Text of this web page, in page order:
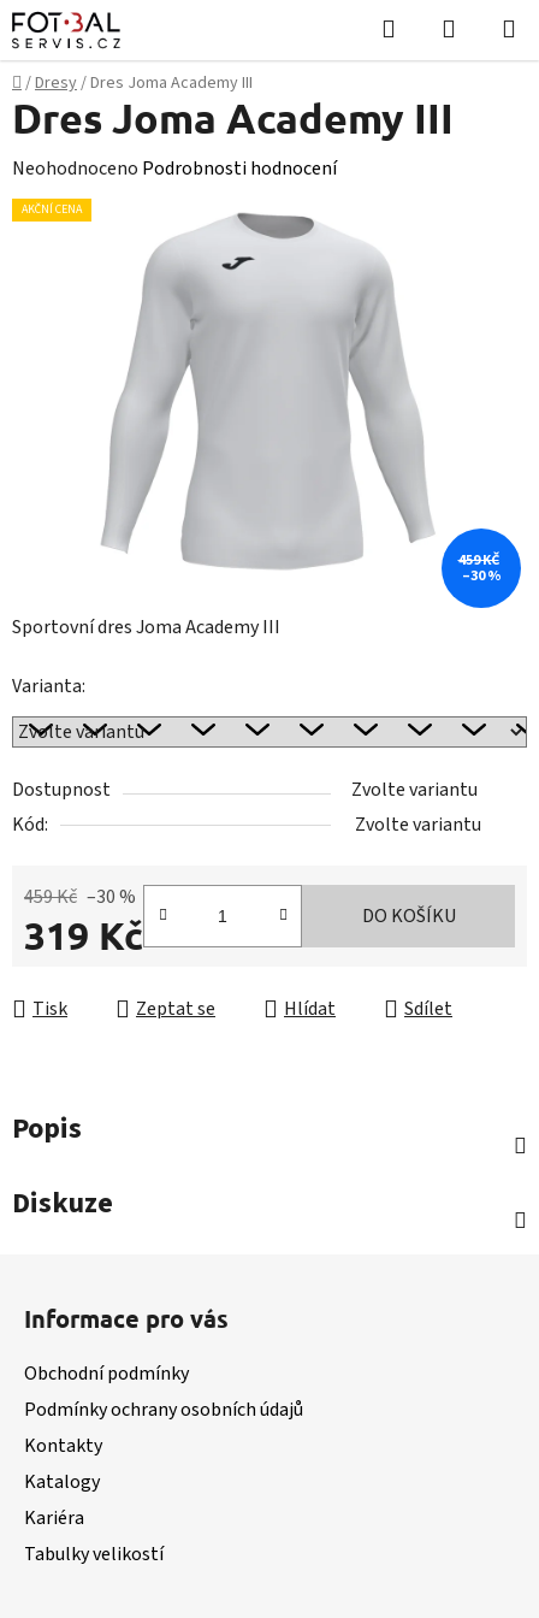
Přejít
na
obsah
Hledat
KOŠÍK
Domů
/Dresy/Dres Joma Academy III
Sportovní dres Joma Academy III
Varianta:
Dostupnost
Zvolte variantu
Kód:
Zvolte variantu
459 Kč –30 %
319 Kč DO KOŠÍKU
Tisk Zeptat se Hlídat Sdílet
Dres Joma Academy III
Průměrné
hodnocení
Neohodnoceno Podrobnosti hodnocení
AKČNÍ CENA
459 KČ
–30 %
Popis
Diskuze
Informace pro vás
Obchodní podmínky
Podmínky ochrany osobních údajů
Kontakty
Katalogy
Kariéra
Tabulky velikostí